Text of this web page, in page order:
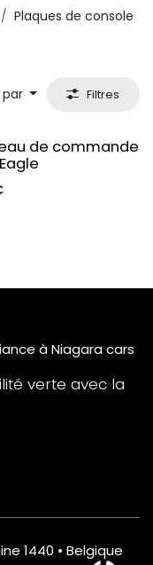
Plaques de console
par Filtres
de commande
à Niagara cars
verte avec la
1440 • Belgique